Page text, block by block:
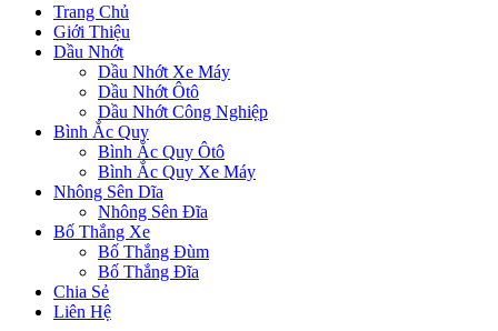
Trang Chủ
Giới Thiệu
Dầu Nhớt
Dầu Nhớt Xe Máy
Dầu Nhớt Ôtô
Dầu Nhớt Công Nghiệp
Bình Ắc Quy
Bình Ắc Quy Ôtô
Bình Ắc Quy Xe Máy
Nhông Sên Dĩa
Nhông Sên Đĩa
Bố Thắng Xe
Bố Thắng Đùm
Bố Thắng Đĩa
Chia Sẻ
Liên Hệ